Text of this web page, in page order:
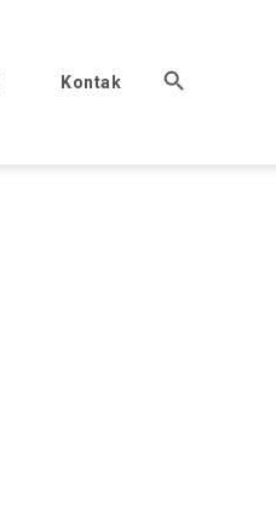
Kontak